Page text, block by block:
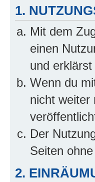
1.
Mit dem
einen
und
Wenn du
nicht weiter
Der
Seiten
2.